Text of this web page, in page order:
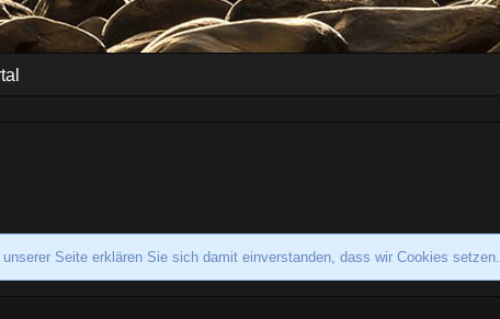
Seite erklären Sie sich damit einverstanden, dass wir Cookies setzen.